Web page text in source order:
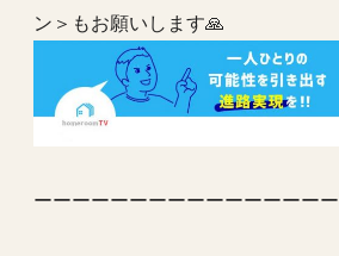
ン＞もお願いします🙏
ーーーーーーーーーーーーーーーー